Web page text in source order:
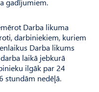
gadījumiem.
Darba likuma
darbiniekiem, kuriem
Darba likums
laikā jebkurā
ilgāk par 24
stundām nedēļā.